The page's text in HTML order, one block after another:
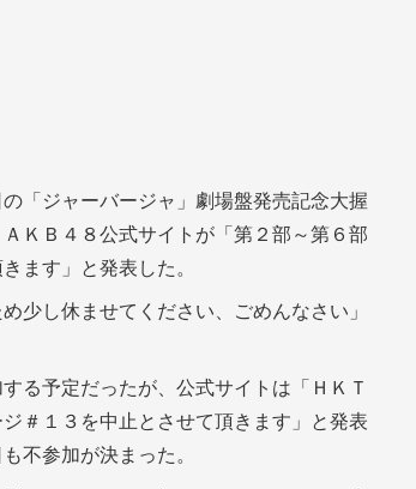
「ジャーバージャ」劇場盤発売記念大握
ＫＢ４８公式サイトが「第２部～第６部
ます」と発表した。
少し休ませてください、ごめんなさい」
る予定だったが、公式サイトは「ＨＫＴ
＃１３を中止とさせて頂きます」と発表
不参加が決まった。